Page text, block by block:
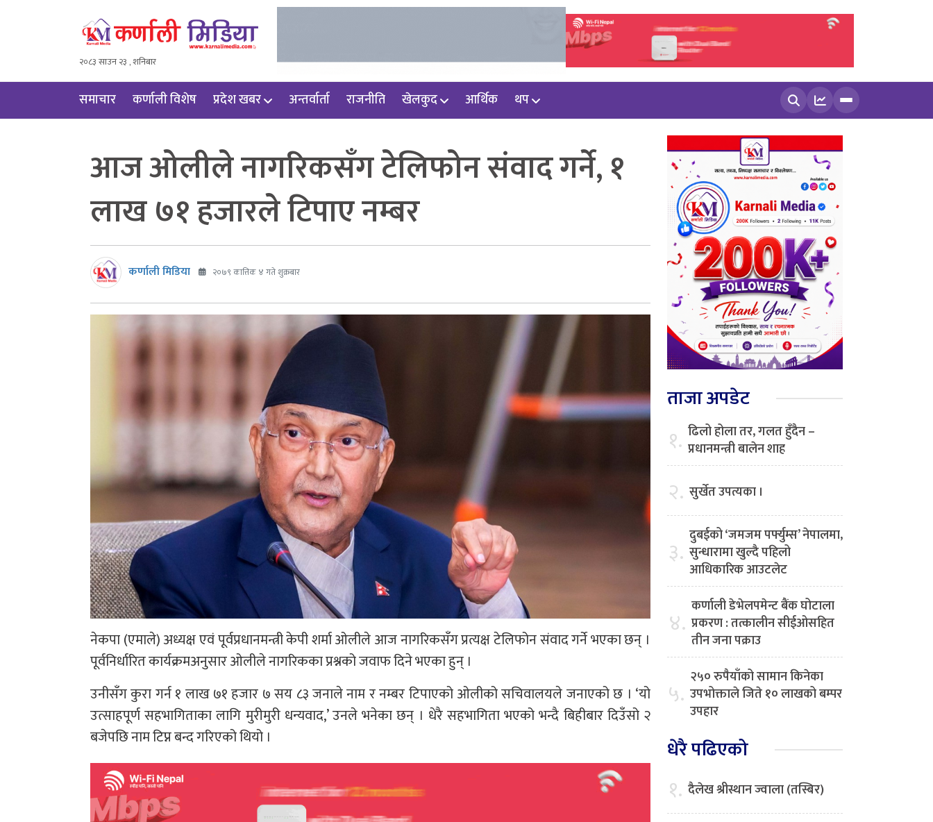
२०८३ साउन २३ , शनिबार
समाचार कर्णाली विशेष प्रदेश खबर अन्तर्वार्ता राजनीति खेलकुद आर्थिक थप
खोज्नुहोस
आज ओलीले नागरिकसँग टेलिफोन संवाद गर्ने, १
लाख ७१ हजारले टिपाए नम्बर
कर्णाली मिडिया २०७९ कात्तिक ४ गते शुक्रबार
नेकपा (एमाले) अध्यक्ष एवं पूर्वप्रधानमन्त्री केपी शर्मा ओलीले आज नागरिकसँग प्रत्यक्ष टेलिफोन संवाद गर्ने भएका छन् ।
पूर्वनिर्धारित कार्यक्रमअनुसार ओलीले नागरिकका प्रश्नको जवाफ दिने भएका हुन् ।
उनीसँग कुरा गर्न १ लाख ७१ हजार ७ सय ८३ जनाले नाम र नम्बर टिपाएको ओलीको सचिवालयले जनाएको छ । ‘यो
उत्साहपूर्ण सहभागिताका लागि मुरीमुरी धन्यवाद,’ उनले भनेका छन् । धेरै सहभागिता भएको भन्दै बिहीबार दिउँसो २
बजेपछि नाम टिप्न बन्द गरिएको थियो ।
ताजा अपडेट
१. ढिलो होला तर, गलत हुँदैन –
प्रधानमन्त्री बालेन शाह
२. सुर्खेत उपत्यका ।
३. दुबईको ‘जमजम पर्फ्युम्स’ नेपालमा,
सुन्धारामा खुल्दै पहिलो
आधिकारिक आउटलेट
४. कर्णाली डेभेलपमेन्ट बैंक घोटाला
प्रकरण : तत्कालीन सीईओसहित
तीन जना पक्राउ
५. २५० रुपैयाँको सामान किनेका
उपभोक्ताले जिते १० लाखको बम्पर
उपहार
धेरै पढिएको
१. दैलेख श्रीस्थान ज्वाला (तस्बिर)